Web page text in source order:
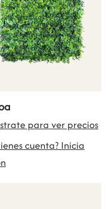
para ver precios
cuenta? Inicia